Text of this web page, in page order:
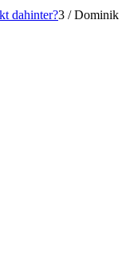
dahinter?3 / Dominik